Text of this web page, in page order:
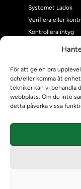
För att ge en bra
och/eller komma åt
tekniker kan vi behandla
webbplats. Om du inte
detta påverka vissa
Systemet Ladok
Verifiera eller
Kontrollera intyg
Om
Ladokkonsortiet
Vision, strategi
Teamens
Kontaktuppgifter